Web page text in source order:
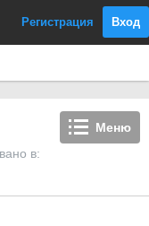
Регистрация Вход
Меню
в: